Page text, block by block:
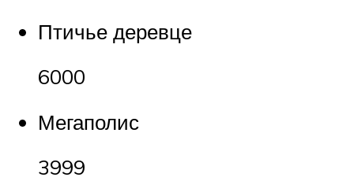
Птичье деревце
6000
Мегаполис
3999